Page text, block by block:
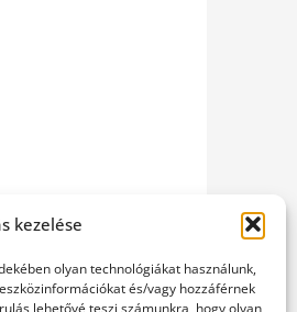
kezelése
olyan technológiákat használunk,
és/vagy hozzáférnek
lehetővé teszi számunkra, hogy olyan